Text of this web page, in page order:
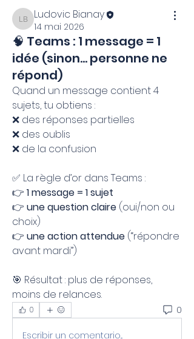
Ludovic Bianay
Ludovic Bianay
14 mai 2026
🧠 Teams : 1 message = 1
idée (sinon… personne ne
répond)
Quand un message contient 4
sujets, tu obtiens :
❌ des réponses partielles
❌ des oublis
❌ de la confusion
✅ La règle d’or dans Teams :
👉 1 message = 1 sujet
👉 une question claire (oui/non ou
choix)
👉 une action attendue (“répondre
avant mardi”)
🎯 Résultat : plus de réponses,
moins de relances.
0 0
Escribir un comentario...